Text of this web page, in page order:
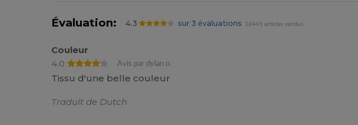
Évaluation: 4.3 sur 3 évaluations 18445 articles vendus
Couleur
4.0
Avis par dylan o.
Tissu d'une belle couleur
Traduit de Dutch